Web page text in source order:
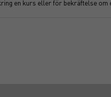
en kurs eller för bekräftelse